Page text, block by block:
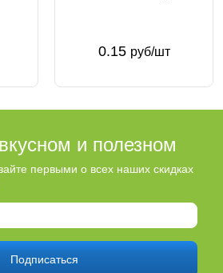
0.15 руб/шт
и полезном
первыми о всех наших скидках
Подписаться